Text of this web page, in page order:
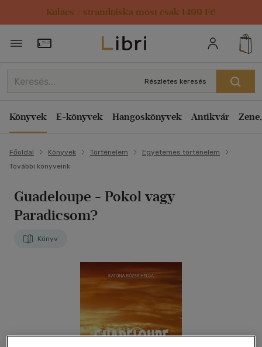
Kulacs / strandtáska most csak 1499 Ft!
Törzsvásárlói Kártya adatai
Részletes keresés
Könyvek E-könyvek Hangoskönyvek Antikvár
Főoldal Könyvek Történelem
Egyetemes történelem
További könyveink
Guadeloupe - Pokol vagy
Paradicsom?
Könyv